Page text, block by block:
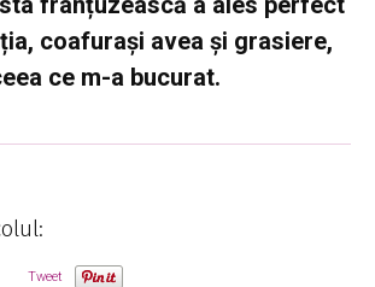
coafurași avea și grasiere,
ce m-a bucurat.
Tweet